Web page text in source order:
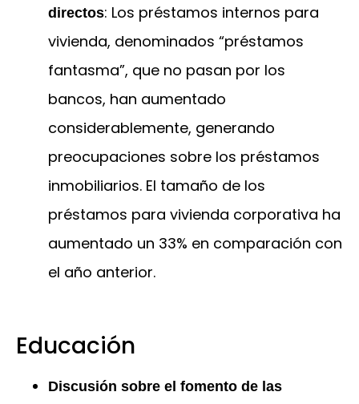
directos: Los préstamos internos para
vivienda, denominados “préstamos
fantasma”, que no pasan por los
bancos, han aumentado
considerablemente, generando
preocupaciones sobre los préstamos
inmobiliarios. El tamaño de los
préstamos para vivienda corporativa ha
aumentado un 33% en comparación con
el año anterior.
Educación
Discusión sobre el fomento de las